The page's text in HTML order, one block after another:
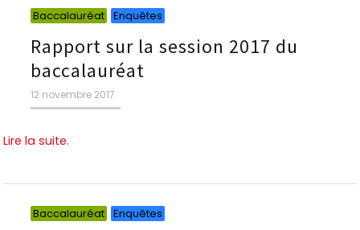
Baccalauréat Enquêtes
Rapport sur la session 2017 du
baccalauréat
Publié
le
12 novembre 2017
Lire la suite.
Baccalauréat Enquêtes